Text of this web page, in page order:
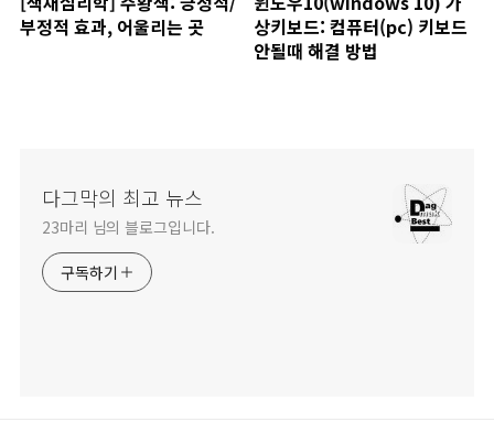
부정적 효과, 어울리는 곳
상키보드: 컴퓨터(pc) 키보드
안될때 해결 방법
다그막의 최고 뉴스
23마리 님의 블로그입니다.
구독하기